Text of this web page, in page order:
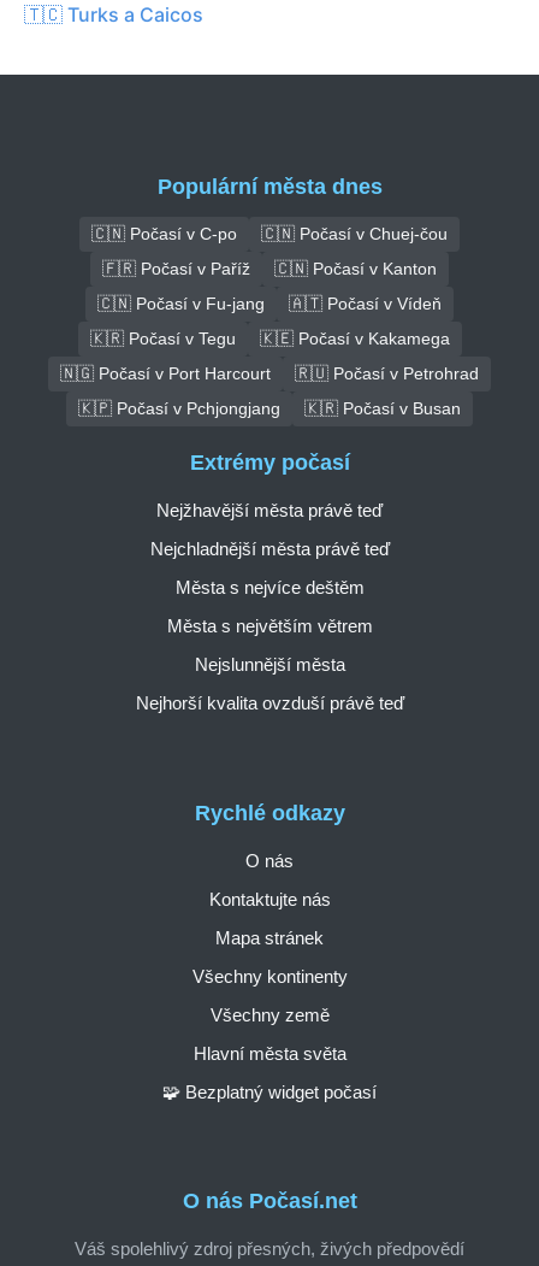
🇹🇨 Turks a Caicos
Populární města dnes
🇨🇳 Počasí v C-po
🇨🇳 Počasí v Chuej-čou
🇫🇷 Počasí v Paříž
🇨🇳 Počasí v Kanton
🇨🇳 Počasí v Fu-jang
🇦🇹 Počasí v Vídeň
🇰🇷 Počasí v Tegu
🇰🇪 Počasí v Kakamega
🇳🇬 Počasí v Port Harcourt
🇷🇺 Počasí v Petrohrad
🇰🇵 Počasí v Pchjongjang
🇰🇷 Počasí v Busan
O nás Počasí.net
Váš spolehlivý zdroj přesných, živých předpovědí
Rychlé odkazy
O nás
Kontaktujte nás
Mapa stránek
Všechny kontinenty
Všechny země
Hlavní města světa
🧩 Bezplatný widget počasí
Extrémy počasí
Nejžhavější města právě teď
Nejchladnější města právě teď
Města s nejvíce deštěm
Města s největším větrem
Nejslunnější města
Nejhorší kvalita ovzduší právě teď